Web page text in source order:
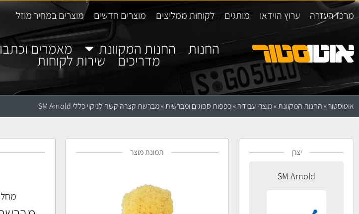
מרכז העזרה ערוץ הוידאו מותגים לקוחות ממליצים מוצרים חדשים מוצרים במחיר מוזל
החנות החנות המקוונת מאמרים
מדריכים שירות לקוחות
אוטוסטור»החנות המקוונת»מוצרי עבודה»כפפות ספוגים ומברשות»מברשת קצרה קשה לניקוי כללי SM Arnold
יצרן
SM Arnold
תמונת מוצר